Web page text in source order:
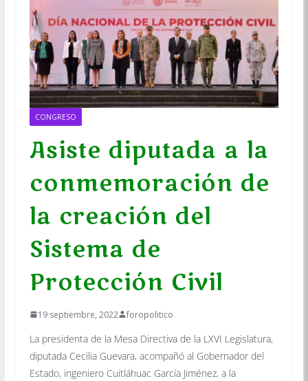
CONGRESO
Asiste diputada a la
conmemoración de
la creación del
Sistema de
Protección Civil
19 septiembre, 2022 foropolitico
La presidenta de la Mesa Directiva de la LXVI Legislatura,
diputada Cecilia Guevara, acompañó al Gobernador del
Estado, ingeniero Cuitláhuac García Jiménez, a la